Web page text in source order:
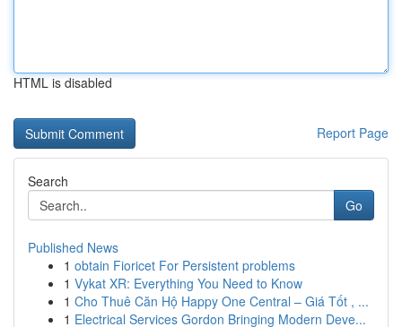
HTML is disabled
Report Page
Search
Go
Published News
1 obtain Fioricet For Persistent problems
1 Vykat XR: Everything You Need to Know
1 Cho Thuê Căn Hộ Happy One Central – Giá Tốt , ...
1 Electrical Services Gordon Bringing Modern Deve...